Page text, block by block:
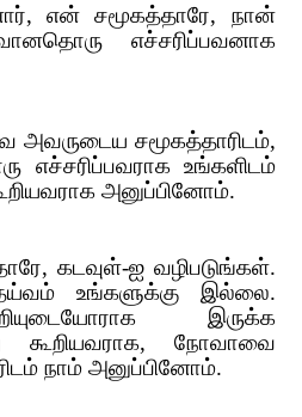
,​​ என் சமூகத்தாரே,​​ நான்
எச்சரிப்பவனாக
அவருடைய சமூகத்தாரிடம்,
எச்சரிப்பவராக உங்களிடம்
அனுப்பினோம்.
,​​ கடவுள்-ஐ வழிபடுங்கள்.
உங்களுக்கு இல்லை.
இருக்க
கூறியவராக,​​ நோவாவை
​​ நாம் அனுப்பினோம்.